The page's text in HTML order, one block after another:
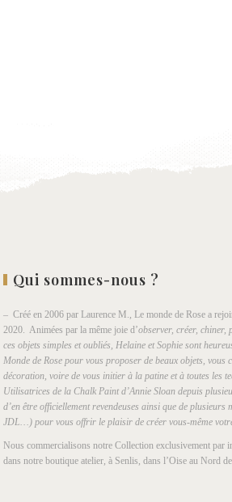
Qui sommes-nous ?
– Créé en 2006 par Laurence M., Le monde de Rose a
2020. Animées par la même joie d’observer, créer, chiner,
ces objets simples et oubliés, Helaine et Sophie sont
Monde de Rose pour vous proposer de beaux objets, vous
décoration, voire de vous initier à la patine et à toutes les
Utilisatrices de la Chalk Paint d’Annie Sloan depuis
d’en être officiellement revendeuses ainsi que de
JDL…) pour vous offrir le plaisir de créer vous-même
Nous commercialisons notre Collection exclusivement par
dans notre boutique atelier, à Senlis, dans l’Oise au Nord